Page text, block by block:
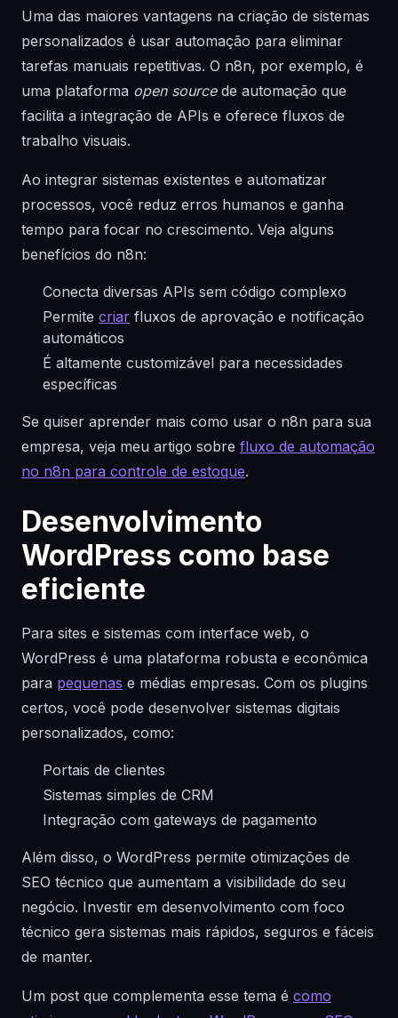
Uma das maiores vantagens na criação de sistemas
personalizados é usar automação para eliminar
tarefas manuais repetitivas. O n8n, por exemplo, é
uma plataforma open sourcede automação que
facilita a integração de APIs e oferece fluxos de
trabalho visuais.
Ao integrar sistemas existentes e automatizar
processos, você reduz erros humanos e ganha
tempo para focar no crescimento. Veja alguns
benefícios do n8n:
Conecta diversas APIs sem código complexo
Permite criar fluxos de aprovação e notificação
automáticos
É altamente customizável para necessidades
específicas
Se quiser aprender mais como usar o n8n para sua
empresa, veja meu artigo sobre fluxo de automação
no n8n para controle de estoque.
Desenvolvimento
WordPress como base
eficiente
Para sites e sistemas com interface web, o
WordPress é uma plataforma robusta e econômica
para pequenas e médias empresas. Com os plugins
certos, você pode desenvolver sistemas digitais
personalizados, como:
Portais de clientes
Sistemas simples de CRM
Integração com gateways de pagamento
Além disso, o WordPress permite otimizações de
SEO técnico que aumentam a visibilidade do seu
negócio. Investir em desenvolvimento com foco
técnico gera sistemas mais rápidos, seguros e fáceis
de manter.
Um post que complementa esse tema é como